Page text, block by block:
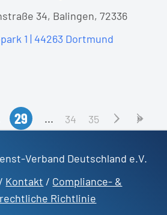
34, Balingen, 72336
1 | 44263 Dortmund
29 34 35
Verband Deutschland e.V.
/ Kontakt / Compliance- &
Richtlinie